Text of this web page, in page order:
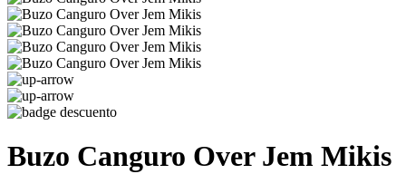
Buzo Canguro Over Jem Mikis